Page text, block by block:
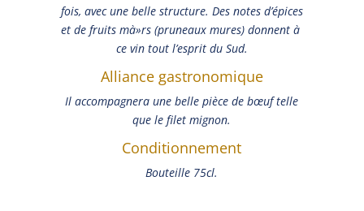
fois, avec une belle structure. Des notes d’épices
et de fruits mà»rs (pruneaux mures) donnent à
ce vin tout l’esprit du Sud.
Alliance gastronomique
Il accompagnera une belle pièce de bœuf telle
que le filet mignon.
Conditionnement
Bouteille 75cl.